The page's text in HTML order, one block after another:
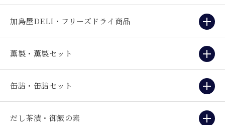
加島屋DELI・フリーズドライ商品
薫製・薫製セット
缶詰・缶詰セット
だし茶漬・御飯の素